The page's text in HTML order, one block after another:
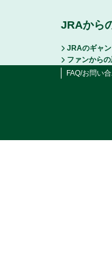
JRAから
JRAのギャ
ファンから
FAQ/お問い